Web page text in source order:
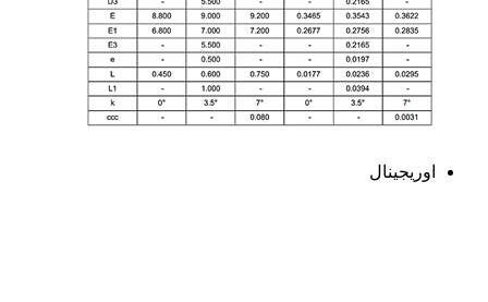
اوریجینال